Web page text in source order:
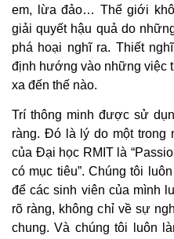
em, lừa đảo… Thế giới
giải quyết hậu quả do
phá hoại nghĩ ra. Thiết
định hướng vào những việc
xa đến thế nào.
Trí thông minh được sử
ràng. Đó là lý do một trong
của Đại học RMIT là
có mục tiêu”. Chúng tôi
để các sinh viên của mình
rõ ràng, không chỉ về sự
chung. Và chúng tôi luôn